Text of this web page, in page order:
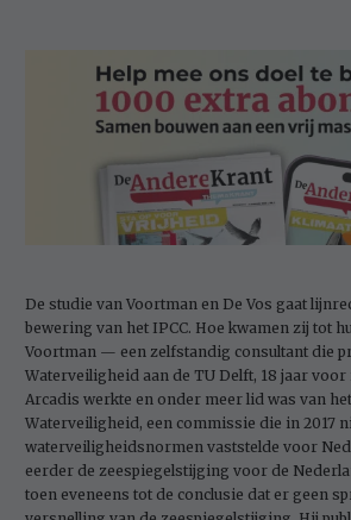
De studie van Voortman en De Vos gaat
bewering van het IPCC. Hoe kwamen zij tot
Voortman — een zelfstandig consultant die
Waterveiligheid aan de TU Delft, 18 jaar
Arcadis werkte en onder meer lid was van
Waterveiligheid, een commissie die in 2017
waterveiligheidsnormen vaststelde voor
eerder de zeespiegelstijging voor de
toen eveneens tot de conclusie dat er geen